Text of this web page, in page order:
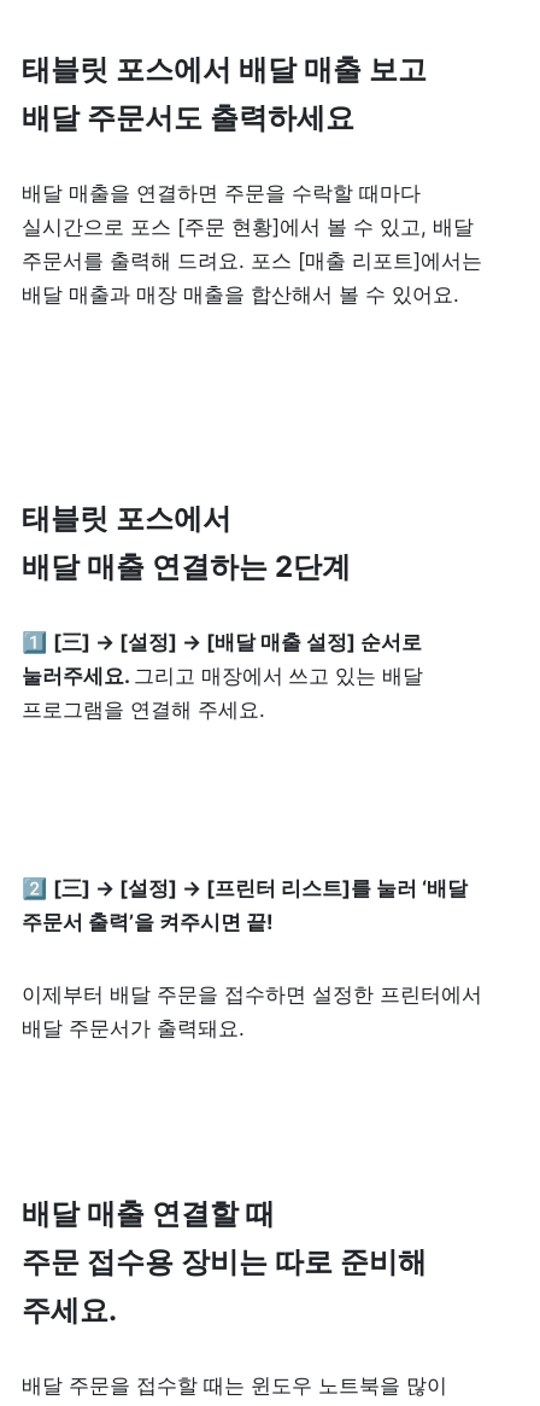
식당
술집・바
꽃집
무인매장
서비스업
뷰티
B2B
SDK·API 연동
혜택
광고 제휴
제품 도입 문의
사업 제휴 문의
태블릿 포스에서 배달 매출 보고
배달 주문서도 출력하세요
배달 매출을 연결하면 주문을 수락할 때마다
실시간으로 포스 [주문 현황]에서 볼 수 있고, 배달
주문서를 출력해 드려요. 포스 [매출 리포트]에서는
배달 매출과 매장 매출을 합산해서 볼 수 있어요.
태블릿 포스에서
배달 매출 연결하는 2단계
1️⃣
[三] → [설정] → [배달 매출 설정] 순서로
눌러주세요. 그리고 매장에서 쓰고 있는 배달
프로그램을 연결해 주세요.
2️⃣
[三] → [설정] → [프린터 리스트]를 눌러 ‘배달
주문서 출력’을 켜주시면 끝!
이제부터 배달 주문을 접수하면 설정한 프린터에서
배달 주문서가 출력돼요.
배달 매출 연결할 때
주문 접수용 장비는 따로 준비해
주세요.
배달 주문을 접수할 때는 윈도우 노트북을 많이